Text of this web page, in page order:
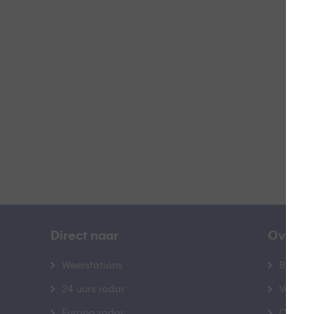
Direct naar
Weerstations
24 uurs radar
Over